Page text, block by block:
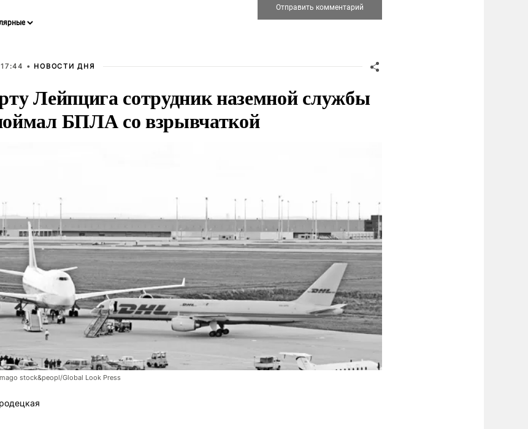
• НОВОСТИ ДНЯ
Лейпцига сотрудник наземной службы
БПЛА со взрывчаткой
stock&peopl/Global Look Press